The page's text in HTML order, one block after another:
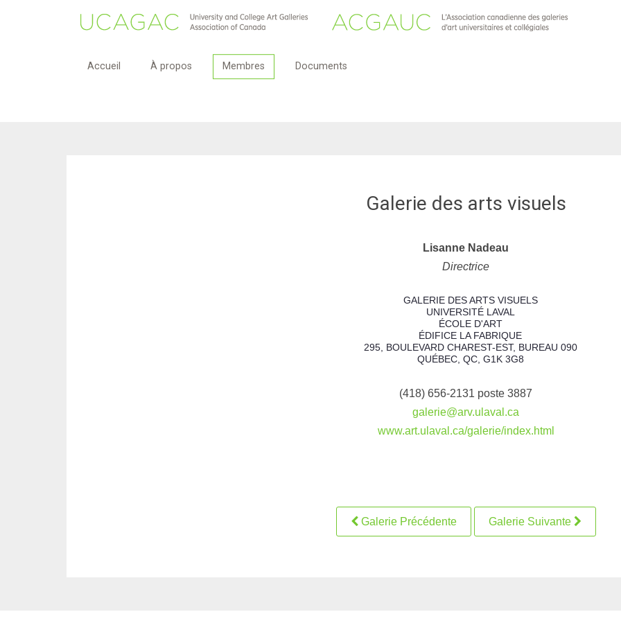
Accueil À propos Membres Documents
Galerie des arts visuels
Lisanne Nadeau
Directrice
GALERIE DES ARTS VISUELS
UNIVERSITÉ LAVAL
ÉCOLE D'ART
ÉDIFICE LA FABRIQUE
295, BOULEVARD CHAREST-EST, BUREAU 090
QUÉBEC, QC, G1K 3G8
(418) 656-2131 poste 3887
galerie@arv.ulaval.ca
www.art.ulaval.ca/galerie/index.html
Galerie Précédente Galerie Suivante